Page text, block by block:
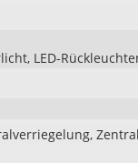
LED-